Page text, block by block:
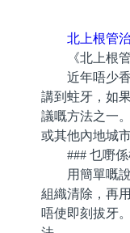
北上根管
《北上根管
近年唔少香
講到蛀牙，如
議嘅方法之一
或其他內地城
### 乜嘢係
用簡單嘅說
組織清除，再
唔使即刻拔牙